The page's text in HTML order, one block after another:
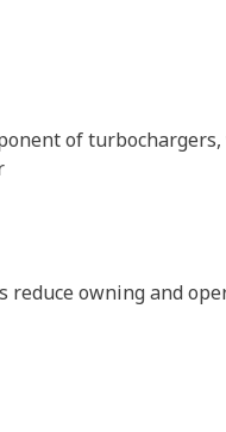
of
reduce owning and